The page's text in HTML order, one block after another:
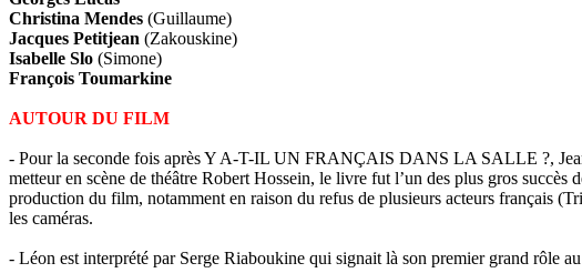
Christina Mendes (Guillaume)
Jacques Petitjean (Zakouskine)
Isabelle Slo (Simone)
François Toumarkine
AUTOUR DU FILM
- Pour la seconde fois après Y A-T-IL UN FRANÇAIS DANS LA SALLE ?,
metteur en scène de théâtre Robert Hossein, le livre fut l’un des plus gros
production du film, notamment en raison du refus de plusieurs acteurs français
les caméras.
- Léon est interprété par Serge Riaboukine qui signait là son premier grand rôle